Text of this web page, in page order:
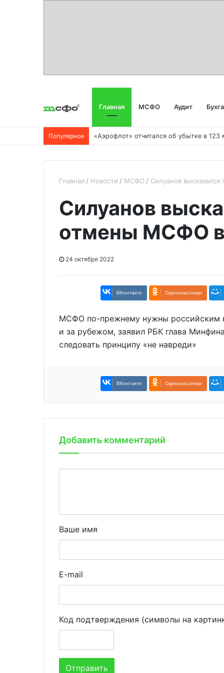
Главная МСФО Аудит
Популярное
Главная Новости МСФО Силуанов
Силуанов
отмены МСФО в
24 октября 2022
ВКонтакте Одноклассники
МСФО по-прежнему нужны российским
и за рубежом, заявил РБК глава
следовать принципу «не навреди»
ВКонтакте Одноклассники
Добавить комментарий
Ваше имя
E-mail
Код подтверждения (символы на